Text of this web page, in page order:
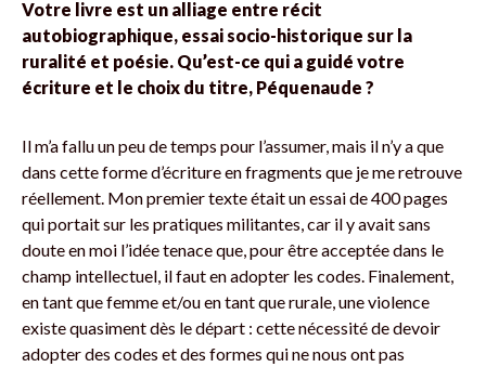
Votre livre est un alliage entre récit
autobiographique, essai socio-historique sur la
ruralité et poésie. Qu’est-ce qui a guidé votre
écriture et le choix du titre, Péquenaude ?
Il m’a fallu un peu de temps pour l’assumer, mais il n’y a que
dans cette forme d’écriture en fragments que je me retrouve
réellement. Mon premier texte était un essai de 400 pages
qui portait sur les pratiques militantes, car il y avait sans
doute en moi l’idée tenace que, pour être acceptée dans le
champ intellectuel, il faut en adopter les codes. Finalement,
en tant que femme et/ou en tant que rurale, une violence
existe quasiment dès le départ : cette nécessité de devoir
adopter des codes et des formes qui ne nous ont pas